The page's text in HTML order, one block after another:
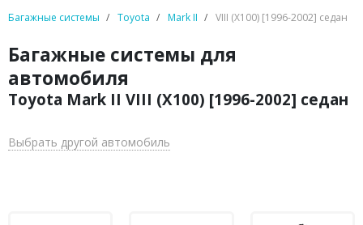
Багажные системы Toyota Mark II VIII (X100) [1996-2002] седан
Багажные системы для
автомобиля
Toyota Mark II VIII (X100) [1996-2002] седан
Выбрать другой автомобиль
Велокрепления
Крепления для лыж
Грузовые корзины
Аксессуары
Услуги